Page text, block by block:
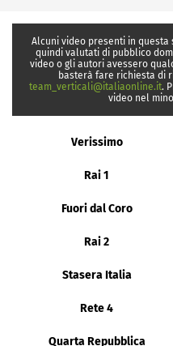
Alcuni video presenti in
quindi valutati di pubblico
video o gli autori avessero
basterà fare richiesta di
team_verticali@italiaonline.it.
video nel
Verissimo
Rai 1
Fuori dal Coro
Rai 2
Stasera Italia
Rete 4
Quarta Repubblica